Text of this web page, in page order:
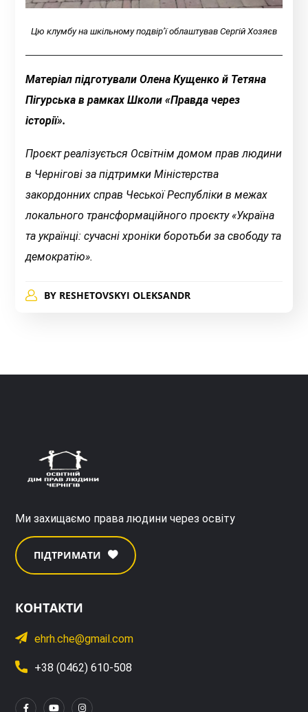
Цю клумбу на шкільному подвір’ї облаштував Сергій Хозяєв
Матеріал підготувалиОлена Кущенко й Тетяна
Пігурська в рамках Школи«Правда через
історії».
Проєктреалізується Освітнім домом прав людини
в Чернігові за підтримки Міністерства
закордонних справ Чеської Республіки в межах
локального трансформаційного проєкту «Україна
та українці: сучасні хроніки боротьби за свободу та
демократію».
BY RESHETOVSKYI OLEKSANDR
Ми захищаємо права людини через освіту
ПІДТРИМАТИ
КОНТАКТИ
ehrh.che@gmail.com
+38 (0462) 610-508